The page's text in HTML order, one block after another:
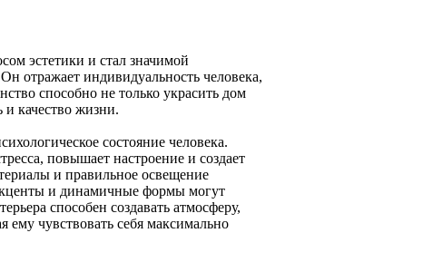
эстетики и стал значимой
отражает индивидуальность человека,
способно не только украсить дом
и качество жизни.
состояние человека.
повышает настроение и создает
и правильное освещение
и динамичные формы могут
способен создавать атмосферу,
ему чувствовать себя максимально